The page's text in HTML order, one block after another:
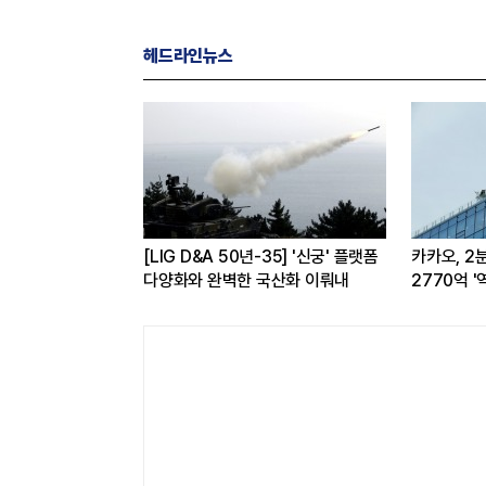
헤드라인뉴스
[LIG D&A 50년-35] '신궁' 플랫폼
다양화와 완벽한 국산화 이뤄내
카카오, 2
2770억 '